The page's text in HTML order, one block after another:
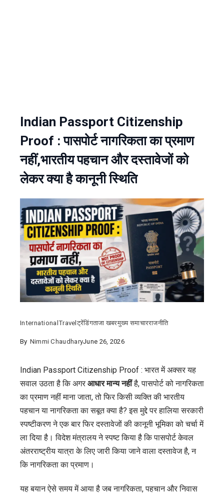
Indian Passport Citizenship
Proof : पासपोर्ट नागरिकता का प्रमाण
नहीं,भारतीय पहचान और दस्तावेजों को
लेकर क्या है कानूनी स्थिति
International Travel ट्रेंडिंगताजा खबरमुख्य समाचारराजनीति
By Nimmi ChaudharyJune 26, 2026
Indian Passport Citizenship Proof : भारत में अक्सर यह
सवाल उठता है कि अगर आधार मान्य नहींहै, पासपोर्ट को नागरिकता
का प्रमाण नहीं माना जाता, तो फिर किसी व्यक्ति की भारतीय
पहचान या नागरिकता का सबूत क्या है? इस मुद्दे पर हालिया सरकारी
स्पष्टीकरण ने एक बार फिर दस्तावेजों की कानूनी भूमिका को चर्चा में
ला दिया है। विदेश मंत्रालय ने स्पष्ट किया है कि पासपोर्ट केवल
अंतरराष्ट्रीय यात्रा के लिए जारी किया जाने वाला दस्तावेज है, न
कि नागरिकता का प्रमाण।
यह बयान ऐसे समय में आया है जब नागरिकता, पहचान और निवास